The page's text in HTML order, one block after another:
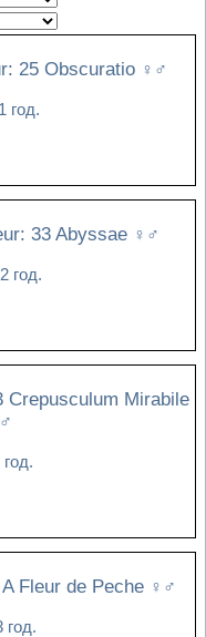
25 Obscuratio ♀♂
год.
33 Abyssae ♀♂
год.
Crepusculum Mirabile
Fleur de Peche ♀♂
год.